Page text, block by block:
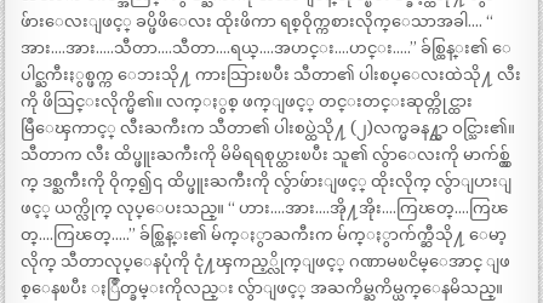
ဖ်ားေလးျဖင့္ ခပ္ဖိဖိေလး ထိုးဖိကာ ရစ္ဝိုက္ကစားလိုက္ေသာအခါ…. “
အား….အား…..သီတာ….သီတာ….ရယ္….အဟင္း….ဟင္း…..” ခ်စ္ထြန္း၏ ေ
ပါင္ႀကီးႏွစ္ဖက္က ေဘးသို႔ ကားသြားၿပီး သီတာ၏ ပါးစပ္ေလးထဲသို႔ လီး
ကို ဖိသြင္းလိုက္မိ၏။ လက္ႏွစ္ ဖက္ျဖင့္ တင္းတင္းဆုတ္ကိုင္ထား
မြဳေၾကာင့္ လီးႀကီးက သီတာ၏ ပါးစပ္ထဲသို႔ (၂)လက္မခန႔္သာ ဝင္သြား၏။
သီတာက လီး ထိပ္ဖူးႀကီးကို မိမိရရစုပ္ထားၿပီး သူ၏ လွ်ာေလးကို မာက်စ္လွ်
က္ ဒစ္ႀကီးကို ဝိုက္၍၎ ထိပ္ဖူးႀကီးကို လွ်ာဖ်ားျဖင့္ ထိုးလိုက္ လွ်ာျပားျ
ဖင့္ ယက္လိုက္ လုပ္ေပးသည္။ “ ဟား….အား….အို႔အိုး….ကြၽတ္….ကြၽ
တ္….ကြၽတ္…..” ခ်စ္ထြန္း၏ မ်က္ႏွာႀကီးက မ်က္ႏွာက်က္ဆီသို႔ ေမာ့
လိုက္ သီတာလုပ္ေနပုံကို ငုံ႔ၾကည့္လိုက္ျဖင့္ ဂဏာမၿငိမ္ေအာင္ ျဖ
စ္ေနၿပီး ႏြဳတ္ခမ္းကိုလည္း လွ်ာျဖင့္ အႀကိမ္ႀကိမ္ယက္ေနမိသည္။